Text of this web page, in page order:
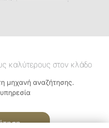
καλύτερους στον κλάδο
μηχανή αναζήτησης.